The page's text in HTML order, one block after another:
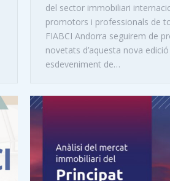
del sector immobiliari
promotors i professionals de
FIABCI Andorra seguirem de
novetats d’aquesta nova
esdeveniment de…